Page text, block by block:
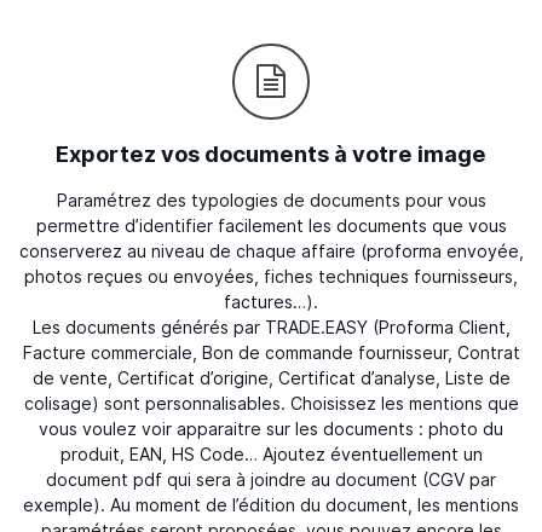
Exportez vos documents à votre image
Paramétrez des typologies de documents pour vous
permettre d’identifier facilement les documents que vous
conserverez au niveau de chaque affaire (proforma envoyée,
photos reçues ou envoyées, fiches techniques fournisseurs,
factures…).
Les documents générés par TRADE.EASY (Proforma Client,
Facture commerciale, Bon de commande fournisseur, Contrat
de vente, Certificat d’origine, Certificat d’analyse, Liste de
colisage) sont personnalisables. Choisissez les mentions que
vous voulez voir apparaitre sur les documents : photo du
produit, EAN, HS Code… Ajoutez éventuellement un
document pdf qui sera à joindre au document (CGV par
exemple). Au moment de l’édition du document, les mentions